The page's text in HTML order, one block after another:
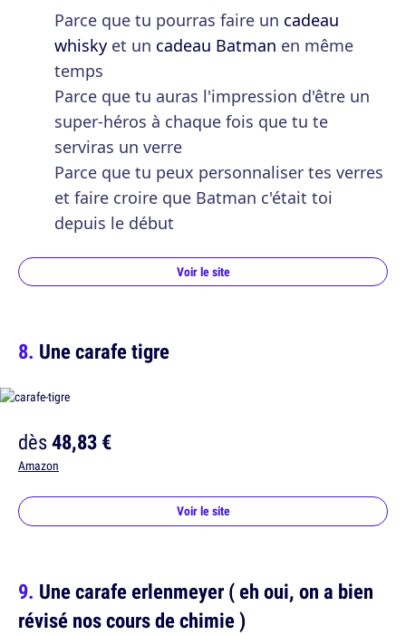
Parce que tu pourras faire un cadeau
whisky et un cadeau Batman en même
temps
Parce que tu auras l'impression d'être un
super-héros à chaque fois que tu te
serviras un verre
Parce que tu peux personnaliser tes verres
et faire croire que Batman c'était toi
depuis le début
Voir le site
Une carafe tigre
dès48,83 €
Amazon
Voir le site
Une carafe erlenmeyer ( eh oui, on a bien
révisé nos cours de chimie )